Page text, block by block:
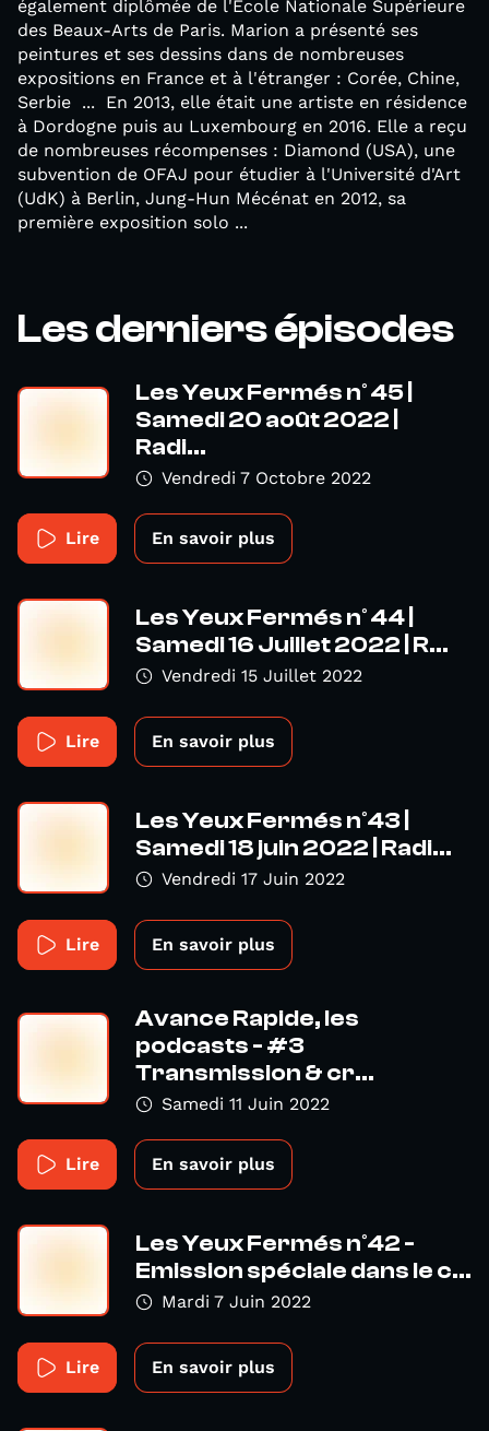
également diplômée de l'Ecole Nationale Supérieure
des Beaux-Arts de Paris. Marion a présenté ses
peintures et ses dessins dans de nombreuses
expositions en France et à l'étranger : Corée, Chine,
Serbie ... En 2013, elle était une artiste en résidence
à Dordogne puis au Luxembourg en 2016. Elle a reçu
de nombreuses récompenses : Diamond (USA), une
subvention de OFAJ pour étudier à l'Université d'Art
(UdK) à Berlin, Jung-Hun Mécénat en 2012, sa
première exposition solo ...
Les derniers épisodes
Les Yeux Fermés n° 45 |
Samedi 20 août 2022 |
Radi...
Vendredi 7 Octobre 2022
Lire En savoir plus
Les Yeux Fermés n° 44 |
Samedi 16 Juillet 2022 | R...
Vendredi 15 Juillet 2022
Lire En savoir plus
Les Yeux Fermés n°43 |
Samedi 18 juin 2022 | Radi...
Vendredi 17 Juin 2022
Lire En savoir plus
Avance Rapide, les
podcasts - #3
Transmission & cr...
Samedi 11 Juin 2022
Lire En savoir plus
Les Yeux Fermés n°42 -
Emission spéciale dans le c...
Mardi 7 Juin 2022
Lire En savoir plus